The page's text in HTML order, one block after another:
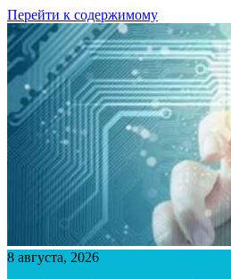
Перейти к содержимому
8 августа, 2026